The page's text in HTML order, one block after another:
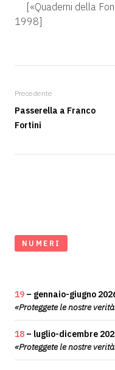
[«Quaderni della
1998]
Precedente
Passerella a Franco
Fortini
NUMERI
19 – gennaio-giugno
«Proteggete le nostre
18 – luglio-dicembre
«Proteggete le nostre